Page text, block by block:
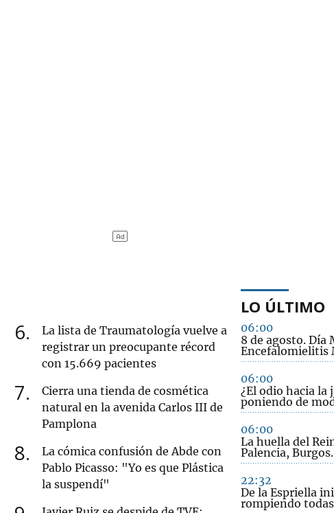
6
La lista de Traumatología vuelve a
registrar un preocupante récord
con 15.669 pacientes
7
Cierra una tienda de cosmética
natural en la avenida Carlos III de
Pamplona
8
La cómica confusión de Abde con
Pablo Picasso: "Yo es que Plástica
la suspendí"
LO ÚLTIMO
06:00
8 de agosto. Día
Encefalomielitis
06:00
¿El odio hacia la
poniendo de
06:00
La huella del
Palencia,
22:32
De la Espriella
rompiendo